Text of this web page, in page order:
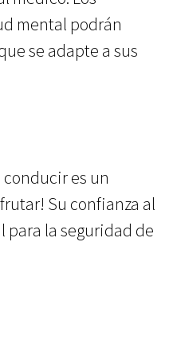
mental podrán
se adapte a sus
es un
Su confianza al
para la seguridad de